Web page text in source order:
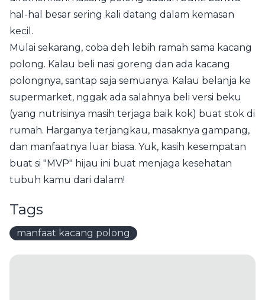
hal-hal besar sering kali datang dalam kemasan
kecil.
Mulai sekarang, coba deh lebih ramah sama kacang
polong. Kalau beli nasi goreng dan ada kacang
polongnya, santap saja semuanya. Kalau belanja ke
supermarket, nggak ada salahnya beli versi beku
(yang nutrisinya masih terjaga baik kok) buat stok di
rumah. Harganya terjangkau, masaknya gampang,
dan manfaatnya luar biasa. Yuk, kasih kesempatan
buat si "MVP" hijau ini buat menjaga kesehatan
tubuh kamu dari dalam!
Tags
manfaat kacang polong